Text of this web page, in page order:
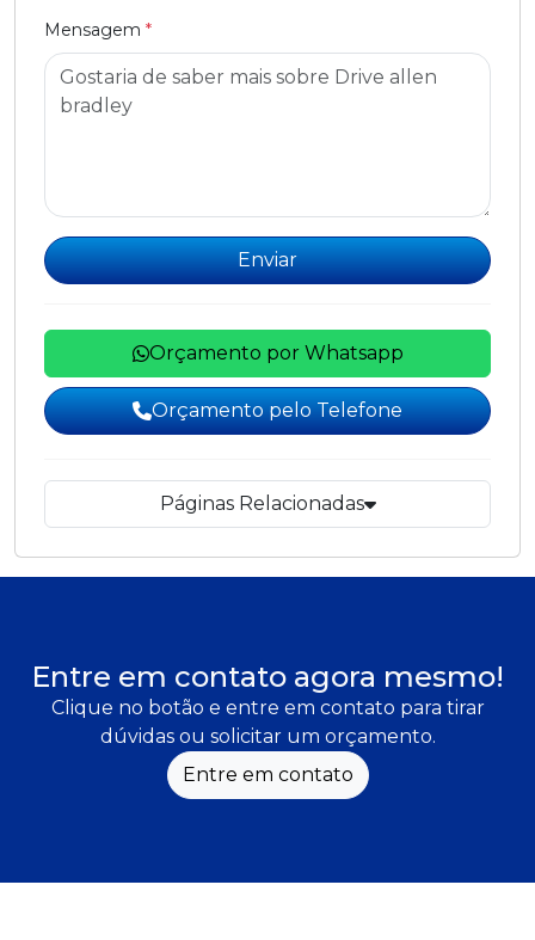
Mensagem *
Enviar
Orçamento por Whatsapp
Orçamento pelo Telefone
Páginas Relacionadas
Entre em contato agora mesmo!
Clique no botão e entre em contato para tirar
dúvidas ou solicitar um orçamento.
Entre em contato